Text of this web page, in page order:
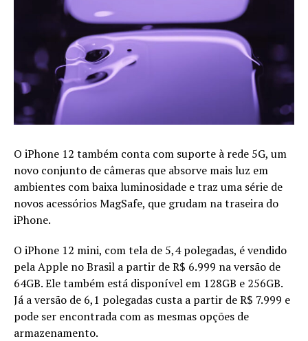
O iPhone 12 também conta com suporte à rede 5G, um
novo conjunto de câmeras que absorve mais luz em
ambientes com baixa luminosidade e traz uma série de
novos acessórios MagSafe, que grudam na traseira do
iPhone.
O iPhone 12 mini, com tela de 5,4 polegadas, é vendido
pela Apple no Brasil a partir de R$ 6.999 na versão de
64GB. Ele também está disponível em 128GB e 256GB.
Já a versão de 6,1 polegadas custa a partir de R$ 7.999 e
pode ser encontrada com as mesmas opções de
armazenamento.